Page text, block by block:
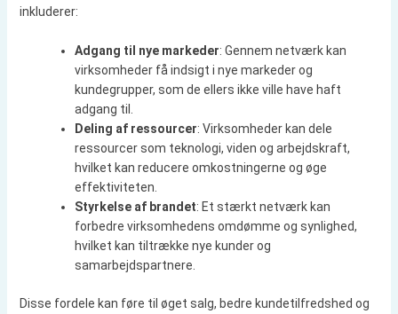
inkluderer:
Adgang til nye markeder: Gennem netværk kan
virksomheder få indsigt i nye markeder og
kundegrupper, som de ellers ikke ville have haft
adgang til.
Deling af ressourcer: Virksomheder kan dele
ressourcer som teknologi, viden og arbejdskraft,
hvilket kan reducere omkostningerne og øge
effektiviteten.
Styrkelse af brandet: Et stærkt netværk kan
forbedre virksomhedens omdømme og synlighed,
hvilket kan tiltrække nye kunder og
samarbejdspartnere.
Disse fordele kan føre til øget salg, bedre kundetilfredshed og